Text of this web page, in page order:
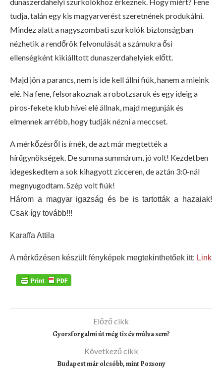
tudja, talán egy kis magyarverést szeretnének produkálni.
Mindez alatt a nagyszombati szurkolók biztonságban
nézhetik a rendőrök felvonulását a számukra ősi
ellenségként kikiálltott dunaszerdahelyiek előtt.
Majd jön a parancs, nem is ide kell állni fiúk, hanem a mieink
elé. Na fene, felsorakoznak a robotzsaruk és egy ideig a
piros-fekete klub hívei elé állnak, majd megunják és
elmennek arrébb, hogy tudják nézni a meccset.
A mérkőzésről is írnék, de azt már megtették a
hírügynökségek. De summa summárum, jó volt! Kezdetben
idegeskedtem a sok kihagyott zicceren, de aztán 3:0-nál
megnyugodtam. Szép volt fiúk!
Három a magyar igazság és be is tartották a hazaiak!
Csak így tovább!!!
Karaffa Attila
A mérkőzésen készült fényképek megtekinthetőek itt: Link
Előző cikk
Gyorsforgalmi út még tíz év múlva sem?
Következő cikk
Budapest már olcsóbb, mint Pozsony